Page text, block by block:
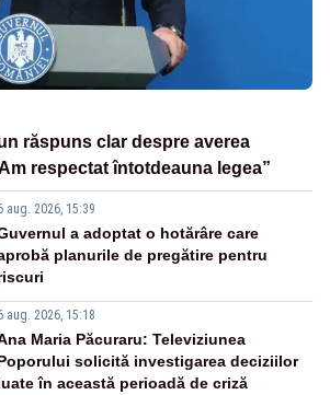
răspuns clar despre averea
respectat întotdeauna legea”
aug. 2026, 15:39
a adoptat o hotărâre care
planurile de pregătire pentru
aug. 2026, 15:18
Maria Păcuraru: Televiziunea
solicită investigarea deciziilor
în această perioadă de criză